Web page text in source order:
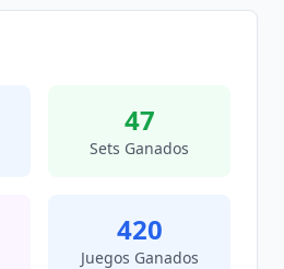
47
Sets Ganados
420
Juegos Ganados